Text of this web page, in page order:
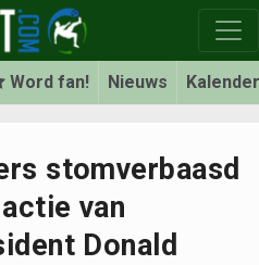
Word fan! Nieuws Kalender
stomverbaasd
van
Donald